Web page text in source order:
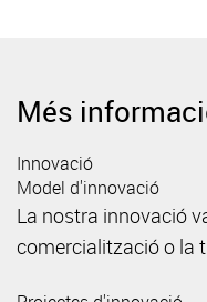
Més
Innovació
Model d'innovació
La nostra innovació
comercialització o la